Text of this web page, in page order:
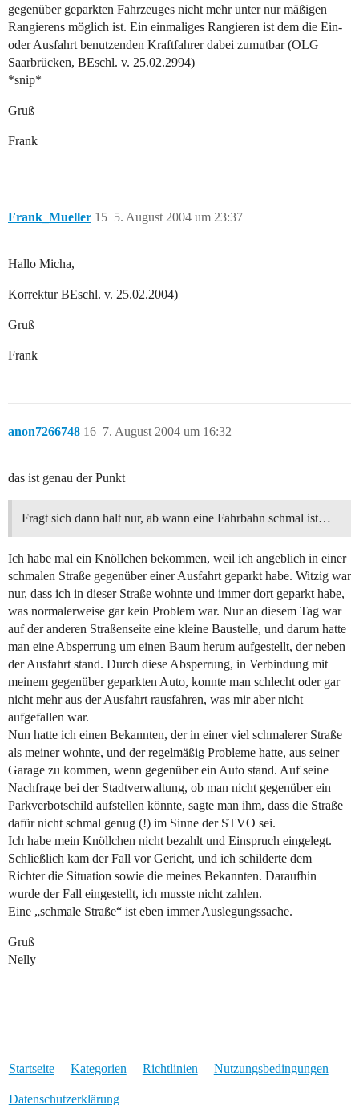
gegenüber geparkten Fahrzeuges nicht mehr unter nur mäßigen
Rangierens möglich ist. Ein einmaliges Rangieren ist dem die Ein-
oder Ausfahrt benutzenden Kraftfahrer dabei zumutbar (OLG
Saarbrücken, BEschl. v. 25.02.2994)
*snip*
Gruß
Frank
Frank_Mueller 5. August 2004 um 23:37
15
Hallo Micha,
Korrektur BEschl. v. 25.02.2004)
Gruß
Frank
anon7266748 7. August 2004 um 16:32
16
das ist genau der Punkt
Fragt sich dann halt nur, ab wann eine Fahrbahn schmal ist…
Ich habe mal ein Knöllchen bekommen, weil ich angeblich in einer
schmalen Straße gegenüber einer Ausfahrt geparkt habe. Witzig war
nur, dass ich in dieser Straße wohnte und immer dort geparkt habe,
was normalerweise gar kein Problem war. Nur an diesem Tag war
auf der anderen Straßenseite eine kleine Baustelle, und darum hatte
man eine Absperrung um einen Baum herum aufgestellt, der neben
der Ausfahrt stand. Durch diese Absperrung, in Verbindung mit
meinem gegenüber geparkten Auto, konnte man schlecht oder gar
nicht mehr aus der Ausfahrt rausfahren, was mir aber nicht
aufgefallen war.
Nun hatte ich einen Bekannten, der in einer viel schmalerer Straße
als meiner wohnte, und der regelmäßig Probleme hatte, aus seiner
Garage zu kommen, wenn gegenüber ein Auto stand. Auf seine
Nachfrage bei der Stadtverwaltung, ob man nicht gegenüber ein
Parkverbotschild aufstellen könnte, sagte man ihm, dass die Straße
dafür nicht schmal genug (!) im Sinne der STVO sei.
Ich habe mein Knöllchen nicht bezahlt und Einspruch eingelegt.
Schließlich kam der Fall vor Gericht, und ich schilderte dem
Richter die Situation sowie die meines Bekannten. Daraufhin
wurde der Fall eingestellt, ich musste nicht zahlen.
Eine „schmale Straße“ ist eben immer Auslegungssache.
Gruß
Nelly
Startseite Kategorien Richtlinien Nutzungsbedingungen
Datenschutzerklärung